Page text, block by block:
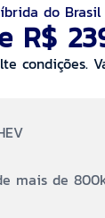
do Brasil
R$
condições.
mais de